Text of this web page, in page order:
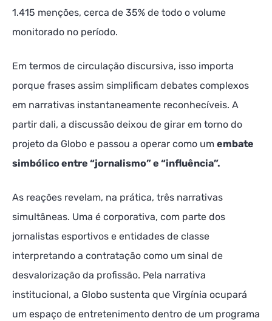
1.415 menções, cerca de 35% de todo o volume
monitorado no período.
Em termos de circulação discursiva, isso importa
porque frases assim simplificam debates complexos
em narrativas instantaneamente reconhecíveis. A
partir dali, a discussão deixou de girar em torno do
projeto da Globo e passou a operar como um embate
simbólico entre “jornalismo” e “influência”.
As reações revelam, na prática, três narrativas
simultâneas. Uma é corporativa, com parte dos
jornalistas esportivos e entidades de classe
interpretando a contratação como um sinal de
desvalorização da profissão. Pela narrativa
institucional, a Globo sustenta que Virgínia ocupará
um espaço de entretenimento dentro de um programa